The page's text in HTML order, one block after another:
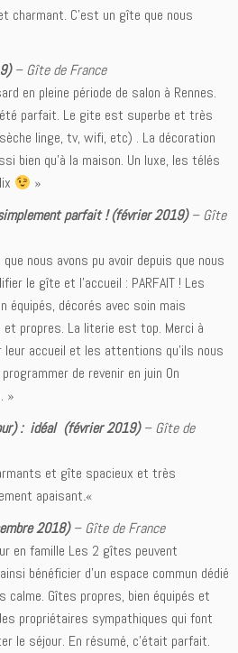
charmant. C’est un gîte que nous
–Gîte de France
en pleine période de salon à Rennes.
parfait. Le gite est superbe et très
linge, tv, wifi, etc) . La décoration
bien qu’à la maison. Un luxe, les télés
»
parfait ! (février 2019)–Gîte
nous avons pu avoir depuis que nous
le gîte et l’accueil : PARFAIT ! Les
décorés avec soin mais
propres. La literie est top. Merci à
leur accueil et les attentions qu’ils nous
de revenir en juin On
»
: idéal (février 2019)–Gîte de
et gîte spacieux et très
apaisant.«
2018)–Gîte de France
en famille Les 2 gîtes peuvent
bénéficier d’un espace commun dédié
Gîtes propres, bien équipés et
propriétaires sympathiques qui font
le séjour. En résumé, c’était parfait.